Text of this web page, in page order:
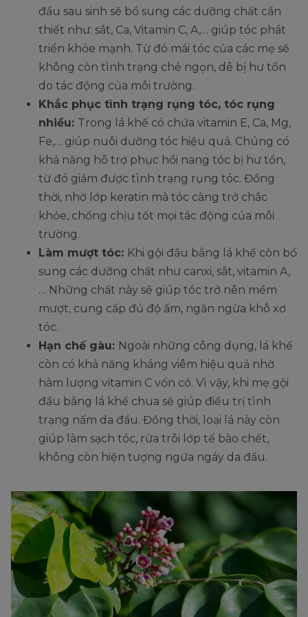
đầu sau sinh sẽ bổ sung các dưỡng chất cần
thiết như: sắt, Ca, Vitamin C, A,… giúp tóc phát
triển khỏe mạnh. Từ đó mái tóc của các mẹ sẽ
không còn tình trạng chẻ ngọn, dễ bị hư tổn
do tác động của môi trường.
Khắc phục tình trạng rụng tóc, tóc rụng
nhiều: Trong lá khế có chứa vitamin E, Ca, Mg,
Fe,… giúp nuôi dưỡng tóc hiệu quả. Chúng có
khả năng hỗ trợ phục hồi nang tóc bị hư tổn,
từ đó giảm được tình trạng rụng tóc. Đồng
thời, nhờ lớp keratin mà tóc càng trở chắc
khỏe, chống chịu tốt mọi tác động của môi
trường.
Làm mượt tóc: Khi gội đầu bằng lá khế còn bổ
sung các dưỡng chất như canxi, sắt, vitamin A,
… Những chất này sẽ giúp tóc trở nên mềm
mượt, cung cấp đủ độ ẩm, ngăn ngừa khô xơ
tóc.
Hạn chế gàu: Ngoài những công dụng, lá khế
còn có khả năng kháng viêm hiệu quả nhờ
hàm lượng vitamin C vốn có. Vì vậy, khi mẹ gội
đầu bằng lá khế chua sẽ giúp điều trị tình
trạng nấm da đầu. Đồng thời, loại lá này còn
giúp làm sạch tóc, rửa trôi lớp tế bào chết,
không còn hiện tượng ngứa ngáy da đầu.